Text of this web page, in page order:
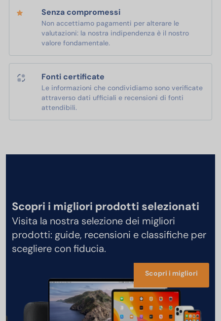
Senza compromessi
Non accettiamo pagamenti per alterare le
valutazioni: la nostra indipendenza è il nostro
valore fondamentale.
Fonti certificate
Le informazioni che condividiamo sono verificate
attraverso dati ufficiali e recensioni di fonti
attendibili.
Scopri i migliori prodotti selezionati
Visita la nostra selezione dei migliori
prodotti: guide, recensioni e classifiche per
scegliere con fiducia.
Scopri i migliori